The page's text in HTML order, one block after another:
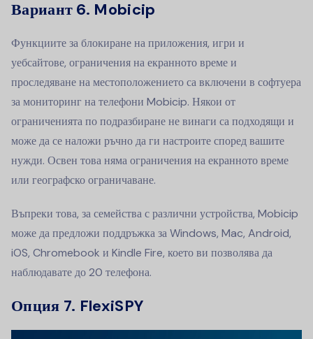
Вариант 6. Mobicip
Функциите за блокиране на приложения, игри и
уебсайтове, ограничения на екранното време и
проследяване на местоположението са включени в софтуера
за мониторинг на телефони Mobicip. Някои от
ограниченията по подразбиране не винаги са подходящи и
може да се наложи ръчно да ги настроите според вашите
нужди. Освен това няма ограничения на екранното време
или географско ограничаване.
Въпреки това, за семейства с различни устройства, Mobicip
може да предложи поддръжка за Windows, Mac, Android,
iOS, Chromebook и Kindle Fire, което ви позволява да
наблюдавате до 20 телефона.
Опция 7. FlexiSPY